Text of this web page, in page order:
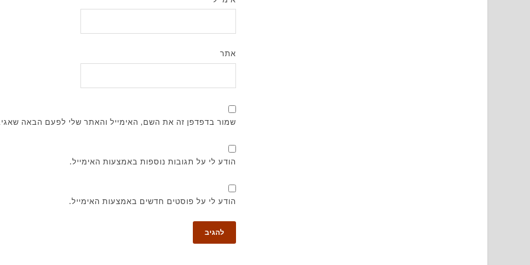
אתר
שמור בדפדפן זה את השם, האימייל והאתר שלי לפעם הבאה
הודע לי על תגובות נוספות באמצעות האימייל.
הודע לי על פוסטים חדשים באמצעות האימייל.